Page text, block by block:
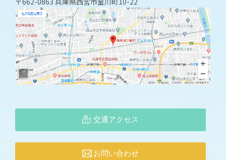
交通アクセス
お問い合わせ